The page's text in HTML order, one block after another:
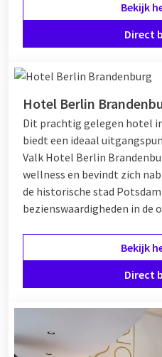
Bekijk
Direct
Hotel Berlin
Dit prachtig gelegen hotel
biedt een ideaal
Valk Hotel Berlin
wellness en bevindt zich
de historische stad Potsdam
bezienswaardigheden in de
Bekijk
Direct